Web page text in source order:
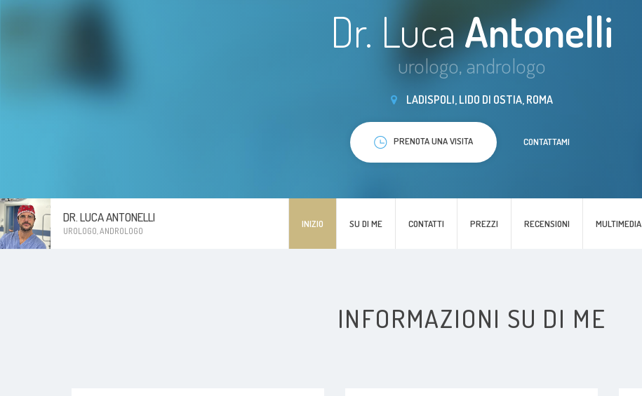
DR. LUCA ANTONELLI
UROLOGO, ANDROLOGO
INIZIO SU DI ME CONTATTI PREZZI RECENSIONI MULTIMEDIA
Dr. LucaAntonelli
urologo, andrologo
LADISPOLI, LIDO DI OSTIA, ROMA
PRENOTA UNA VISITA CONTATTAMI
INFORMAZIONI SU DI ME